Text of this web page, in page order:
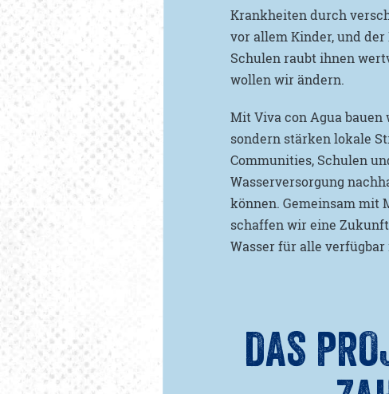
Krankheiten durch
vor allem Kinder, und
Schulen raubt ihnen
wollen wir ändern.
Mit Viva con Agua
sondern stärken lokale
Communities, Schulen
Wasserversorgung
können. Gemeinsam mit
schaffen wir eine
Wasser für alle verfügbar
DAS